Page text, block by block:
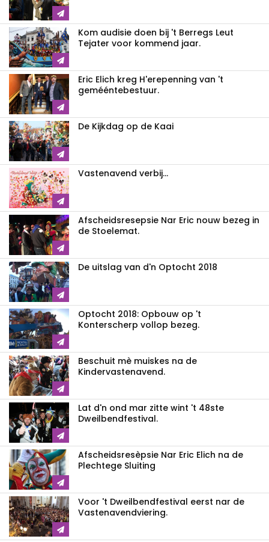
Kom audisie doen bij 't Berregs Leut
Tejater voor kommend jaar.
Eric Elich kreg H'erepenning van 't
gemééntebestuur.
De Kijkdag op de Kaai
Vastenavend verbij...
Afscheidsresepsie Nar Eric nouw bezeg in
de Stoelemat.
De uitslag van d'n Optocht 2018
Optocht 2018: Opbouw op 't
Konterscherp vollop bezeg.
Beschuit mè muiskes na de
Kindervastenavend.
Lat d'n ond mar zitte wint 't 48ste
Dweilbendfestival.
Afscheidsresèpsie Nar Eric Elich na de
Plechtege Sluiting
Voor 't Dweilbendfestival eerst nar de
Vastenavendviering.